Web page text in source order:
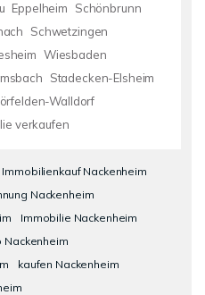
Eppelheim
Schönbrunn
Schwetzingen
Wiesbaden
Stadecken-Elsheim
Walldorf
verkaufen
Immobilienkauf Nackenheim
Nackenheim
Immobilie Nackenheim
Nackenheim
kaufen Nackenheim